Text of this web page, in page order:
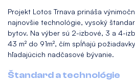
Projekt Lotos Trnava prináša
najnovšie technológie, vysoký
bytov. Na výber sú 2-izbové, 3 a 4-
43 m² do 91m², čím spĺňajú
hľadajúcich nadčasové bývanie.
Štandard a technológie